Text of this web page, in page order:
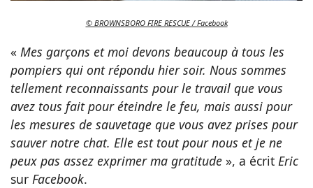
© BROWNSBORO FIRE RESCUE / Facebook
« Mes garçons et moi devons beaucoup à tous les
pompiers qui ont répondu hier soir. Nous sommes
tellement reconnaissants pour le travail que vous
avez tous fait pour éteindre le feu, mais aussi pour
les mesures de sauvetage que vous avez prises pour
sauver notre chat. Elle est tout pour nous et je ne
peux pas assez exprimer ma gratitude », a écrit Eric
sur Facebook.